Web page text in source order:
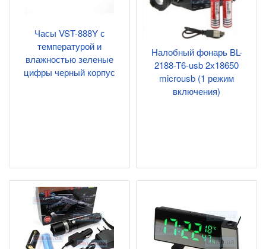
Часы VST-888Y с
температурой и
влажностью зеленые
цифры черный корпус
Налобный фонарь BL-
2188-T6-usb 2х18650
microusb (1 режим
включения)